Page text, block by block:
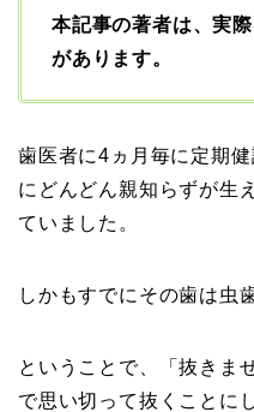
本記事の著者は、実
があります。
歯医者に4ヵ月毎に定期
にどんどん親知らずが生
ていました。
しかもすでにその歯は虫
ということで、「抜きま
で思い切って抜くことに